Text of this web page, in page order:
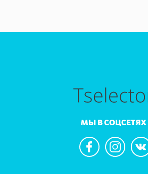
МЫ В СОЦСЕТЯХ